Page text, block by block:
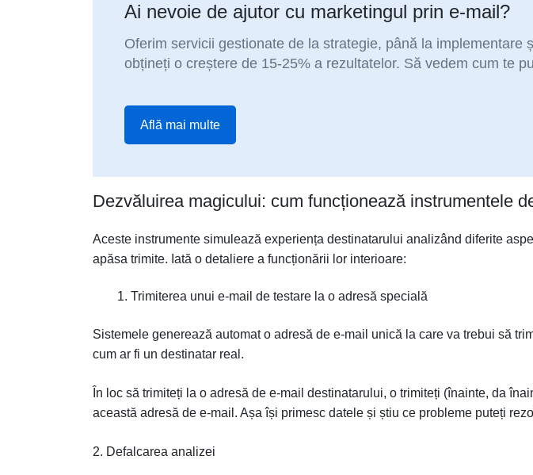
Ai nevoie de ajutor cu marketingul prin e-mail?
Oferim servicii gestionate de la strategie, până la implementare
obțineți o creștere de 15-25% a rezultatelor. Să vedem cum te
Află mai multe
Dezvăluirea magicului: cum funcționează instrumentele
Aceste instrumente simulează experiența destinatarului analizând diferite
apăsa trimite. Iată o detaliere a funcționării lor interioare:
Trimiterea unui e-mail de testare la o adresă specială
Sistemele generează automat o adresă de e-mail unică la care va trebui să
cum ar fi un destinatar real.
În loc să trimiteți la o adresă de e-mail destinatarului, o trimiteți (înainte, da
această adresă de e-mail. Așa își primesc datele și știu ce probleme puteți
2. Defalcarea analizei